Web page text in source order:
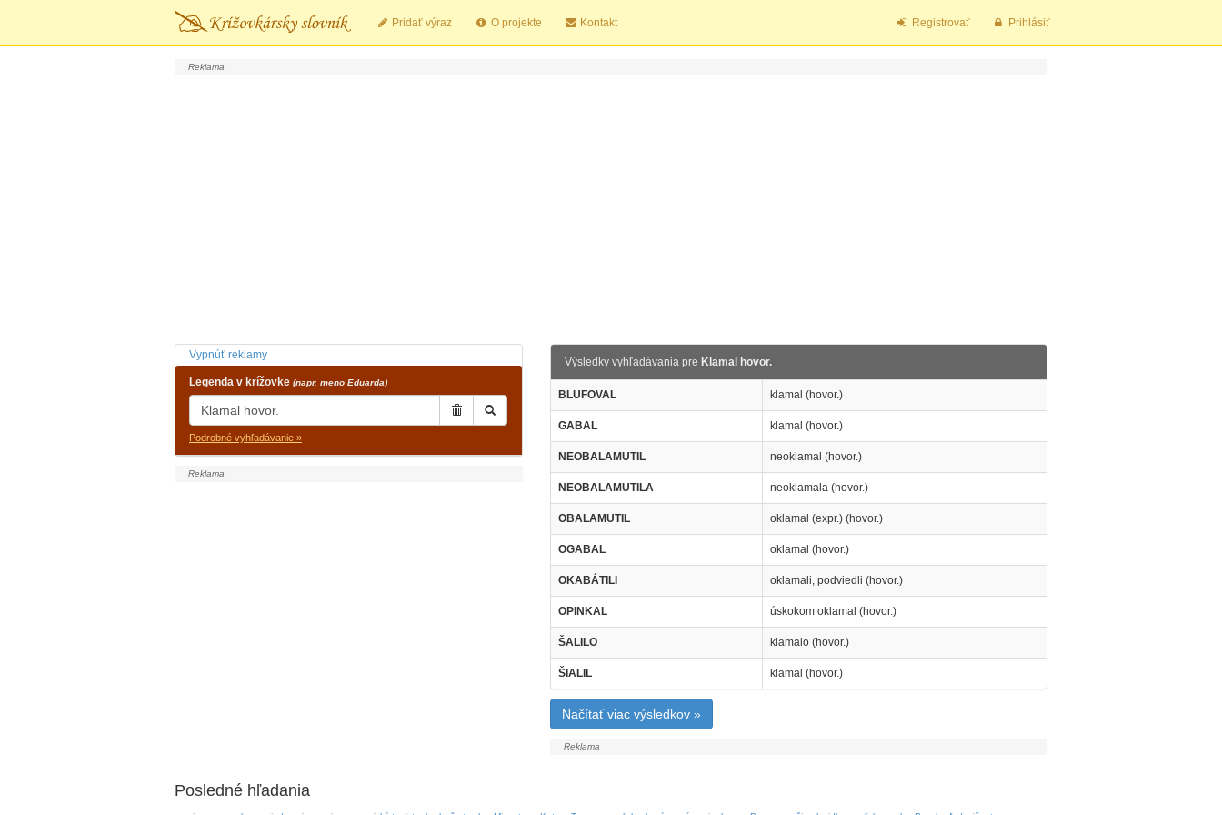
Pridať výraz O projekte Kontakt Registrovať Prihlásiť
Vypnúť reklamy
Legenda v krížovke (napr. meno Eduarda)
Podrobné vyhľadávanie »
Výsledky vyhľadávania pre Klamal hovor.
BLUFOVAL klamal (hovor.)
GABAL klamal (hovor.)
NEOBALAMUTIL neoklamal (hovor.)
NEOBALAMUTILA neoklamala (hovor.)
OBALAMUTIL oklamal (expr.) (hovor.)
OGABAL oklamal (hovor.)
OKABÁTILI oklamali, podviedli (hovor.)
OPINKAL úskokom oklamal (hovor.)
ŠALILO klamalo (hovor.)
ŠIALIL klamal (hovor.)
Načítať viac výsledkov »
Posledné hľadania